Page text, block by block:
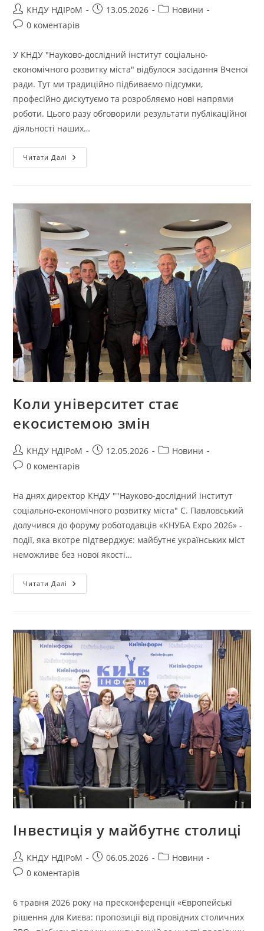
КНДУ НДІРоМ 13.05.2026
Новини
0 коментарів
У КНДУ "Науково-дослідний інститут соціально-
економічного розвитку міста" відбулося засідання Вченої
ради. Тут ми традиційно підбиваємо підсумки,
професійно дискутуємо та розробляємо нові напрями
роботи. Цього разу обговорили результати публікаційної
діяльності наших…
Читати Далі
Коли університет стає
екосистемою змін
КНДУ НДІРоМ 12.05.2026
Новини
0 коментарів
На днях директор КНДУ ""Науково-дослідний інститут
соціально-економічного розвитку міста" С. Павловський
долучився до форуму роботодавців «КНУБА Expo 2026» -
події, яка вкотре підтверджує: майбутнє українських міст
неможливе без нової якості…
Читати Далі
Інвестиція у майбутнє столиці
КНДУ НДІРоМ 06.05.2026
Новини
0 коментарів
6 травня 2026 року на пресконференції «Європейські
рішення для Києва: пропозиції від провідних столичних